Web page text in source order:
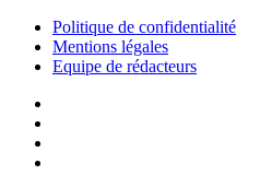
Politique de confidentialité
Mentions légales
Equipe de rédacteurs